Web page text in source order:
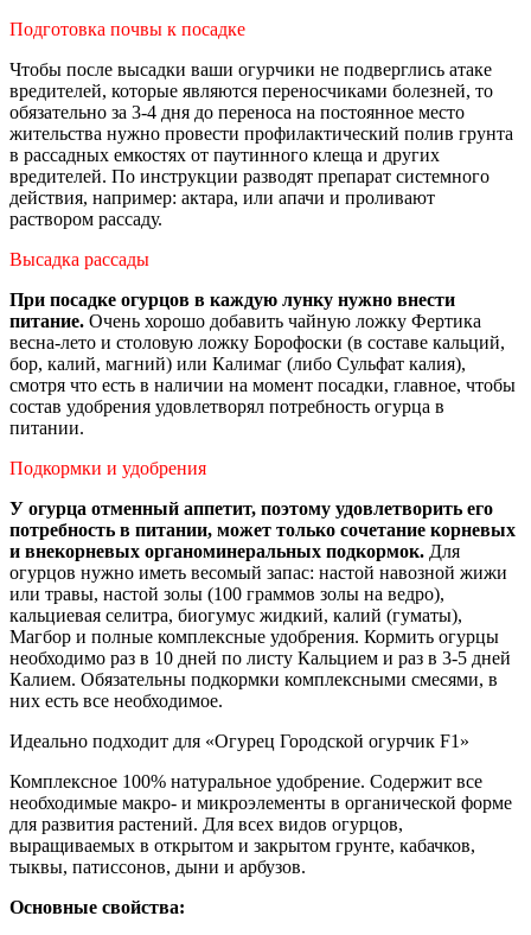
Подготовка почвы к посадке
Чтобы после высадки ваши огурчики не подверглись атаке
вредителей, которые являются переносчиками болезней, то
обязательно за 3-4 дня до переноса на постоянное место
жительства нужно провести профилактический полив грунта
в рассадных емкостях от паутинного клеща и других
вредителей. По инструкции разводят препарат системного
действия, например: актара, или апачи и проливают
раствором рассаду.
Высадка рассады
При посадке огурцов в каждую лунку нужно внести
питание. Очень хорошо добавить чайную ложку Фертика
весна-лето и столовую ложку Борофоски (в составе кальций,
бор, калий, магний) или Калимаг (либо Сульфат калия),
смотря что есть в наличии на момент посадки, главное, чтобы
состав удобрения удовлетворял потребность огурца в
питании.
Подкормки и удобрения
У огурца отменный аппетит, поэтому удовлетворить его
потребность в питании, может только сочетание корневых
и внекорневых органоминеральных подкормок. Для
огурцов нужно иметь весомый запас: настой навозной жижи
или травы, настой золы (100 граммов золы на ведро),
кальциевая селитра, биогумус жидкий, калий (гуматы),
Магбор и полные комплексные удобрения. Кормить огурцы
необходимо раз в 10 дней по листу Кальцием и раз в 3-5 дней
Калием. Обязательны подкормки комплексными смесями, в
них есть все необходимое.
Идеально подходит для «Огурец Городской огурчик F1»
Комплексное 100% натуральное удобрение. Содержит все
необходимые макро- и микроэлементы в органической форме
для развития растений. Для всех видов огурцов,
выращиваемых в открытом и закрытом грунте, кабачков,
тыквы, патиссонов, дыни и арбузов.
Основные свойства: